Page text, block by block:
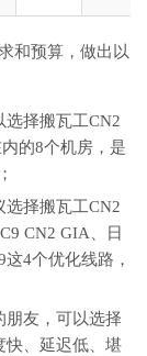
和预算，做出以
选择搬瓦工CN2
的8个机房，是
选择搬瓦工CN2
CN2 GIA、日
4个优化线路，
朋友，可以选择
快、延迟低、堪